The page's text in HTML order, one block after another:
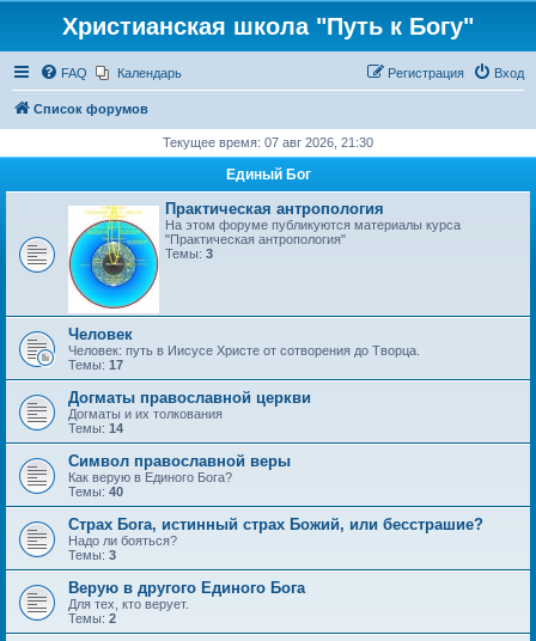
Христианская школа "Путь к Богу"
FAQ Календарь Вход
Регистрация
Список форумов
Текущее время: 07 авг 2026, 21:30
Единый Бог
Практическая антропология
На этом форуме публикуются материалы курса
"Практическая антропология"
Темы: 3
Человек
Человек: путь в Иисусе Христе от сотворения до Творца.
Темы: 17
Догматы православной церкви
Догматы и их толкования
Темы: 14
Символ православной веры
Как верую в Единого Бога?
Темы: 40
Страх Бога, истинный страх Божий, или бесстрашие?
Надо ли бояться?
Темы: 3
Верую в другого Единого Бога
Для тех, кто верует.
Темы: 2